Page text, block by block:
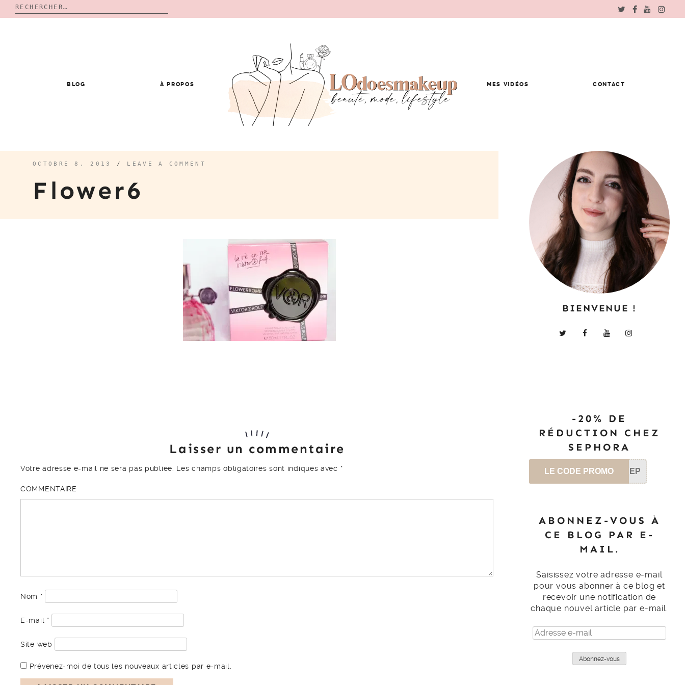
Rechercher :
BLOG À PROPOS MES VIDÉOS CONTACT
OCTOBRE 8, 2013 / LEAVE A COMMENT
Flower6
Laisser un commentaire
Votre adresse e-mail ne sera pas publiée. Les champs obligatoires sont indiqués avec *
COMMENTAIRE
Nom *
E-mail *
Site web
Prévenez-moi de tous les nouveaux articles par e-mail.
BIENVENUE !
-20% DE
RÉDUCTION CHEZ
SEPHORA
LE CODE PROMO SEP
ABONNEZ-VOUS À
CE BLOG PAR E-
MAIL.
Saisissez votre adresse e-mail
pour vous abonner à ce blog et
recevoir une notification de
chaque nouvel article par e-mail.
Adresse
e-
Abonnez-vous